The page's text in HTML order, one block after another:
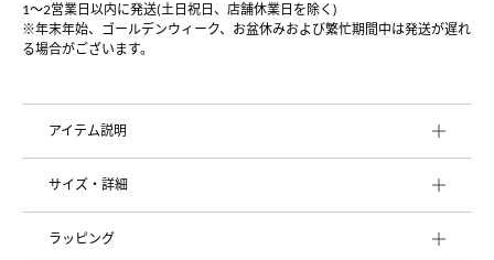
1〜2営業日以内に発送(土日祝日、店舗休業日を除く)
※年末年始、ゴールデンウィーク、お盆休みおよび繁忙期間中は発送が遅れ
る場合がございます。
アイテム説明
サイズ・詳細
ラッピング